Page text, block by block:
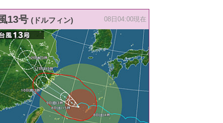
13号 (ドルフィン) 08日04:00現在